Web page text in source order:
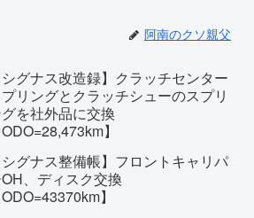
阿南のクソ親父
シグナス改造録】クラッチセンター
リングとクラッチシューのスプリ
を社外品に交換
ODO=28,473km】
シグナス整備帳】フロントキャリパ
、ディスク交換
ODO=43370km】